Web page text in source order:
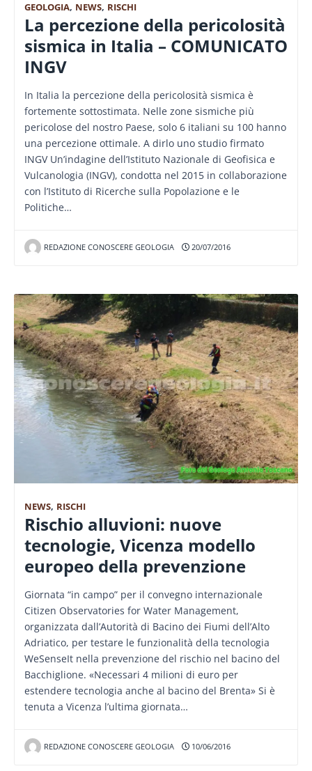
GEOLOGIA, NEWS, RISCHI
La percezione della pericolosità
sismica in Italia – COMUNICATO
INGV
In Italia la percezione della pericolosità sismica è
fortemente sottostimata. Nelle zone sismiche più
pericolose del nostro Paese, solo 6 italiani su 100 hanno
una percezione ottimale. A dirlo uno studio firmato
INGV Un’indagine dell’Istituto Nazionale di Geofisica e
Vulcanologia (INGV), condotta nel 2015 in collaborazione
con l’Istituto di Ricerche sulla Popolazione e le
Politiche…
REDAZIONE CONOSCERE GEOLOGIA 20/07/2016
NEWS, RISCHI
Rischio alluvioni: nuove
tecnologie, Vicenza modello
europeo della prevenzione
Giornata “in campo” per il convegno internazionale
Citizen Observatories for Water Management,
organizzata dall’Autorità di Bacino dei Fiumi dell’Alto
Adriatico, per testare le funzionalità della tecnologia
WeSenseIt nella prevenzione del rischio nel bacino del
Bacchiglione. «Necessari 4 milioni di euro per
estendere tecnologia anche al bacino del Brenta» Si è
tenuta a Vicenza l’ultima giornata…
REDAZIONE CONOSCERE GEOLOGIA 10/06/2016